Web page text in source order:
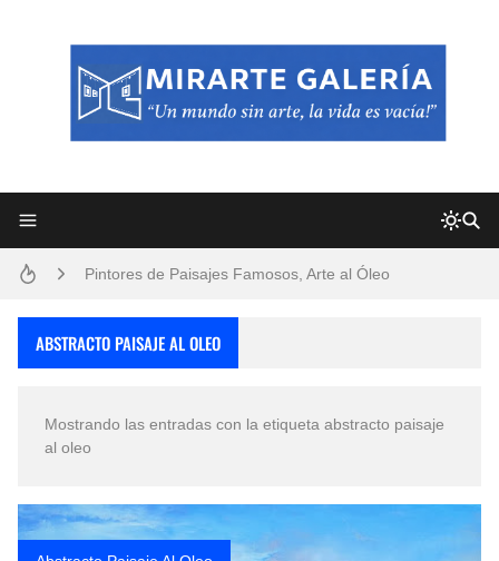
Pintores de Paisajes Famosos, Arte al Óleo
Rostros Bellos, La Perfección del Dibujo A Lápiz, Biryulina Vita
ABSTRACTO PAISAJE AL OLEO
Mostrando las entradas con la etiqueta abstracto paisaje
al oleo